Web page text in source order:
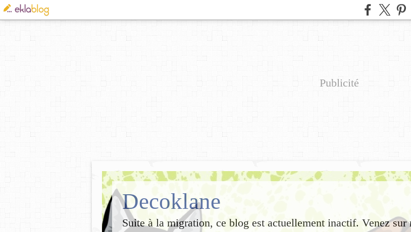
Publicité
Decoklane
Suite à la migration, ce blog est actuellement inactif. Venez